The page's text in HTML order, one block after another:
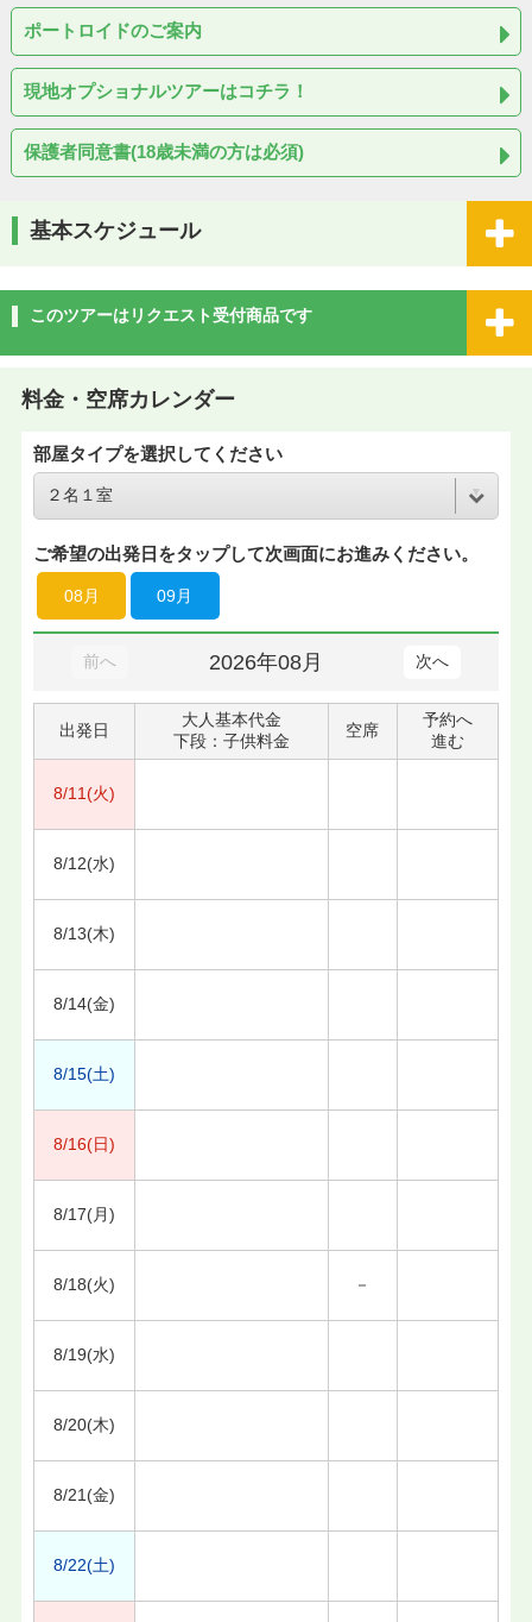
ポートロイドのご案内
現地オプショナルツアーはコチラ！
保護者同意書(18歳未満の方は必須)
基本スケジュール
このツアーはリクエスト受付商品です
料金・空席カレンダー
部屋タイプを選択してください
ご希望の出発日をタップして次画面にお進みください。
08月 09月
前へ 2026年08月 次へ
出発日
大人基本代金
下段：子供料金
空席
予約へ
進む
8/11(火)
8/12(水)
8/13(木)
8/14(金)
8/15(土)
8/16(日)
8/17(月)
8/18(火) －
8/19(水)
8/20(木)
8/21(金)
8/22(土)